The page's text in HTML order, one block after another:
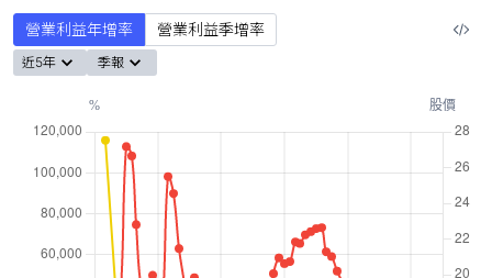
營業利益年增率 營業利益季增率
近5年 季報